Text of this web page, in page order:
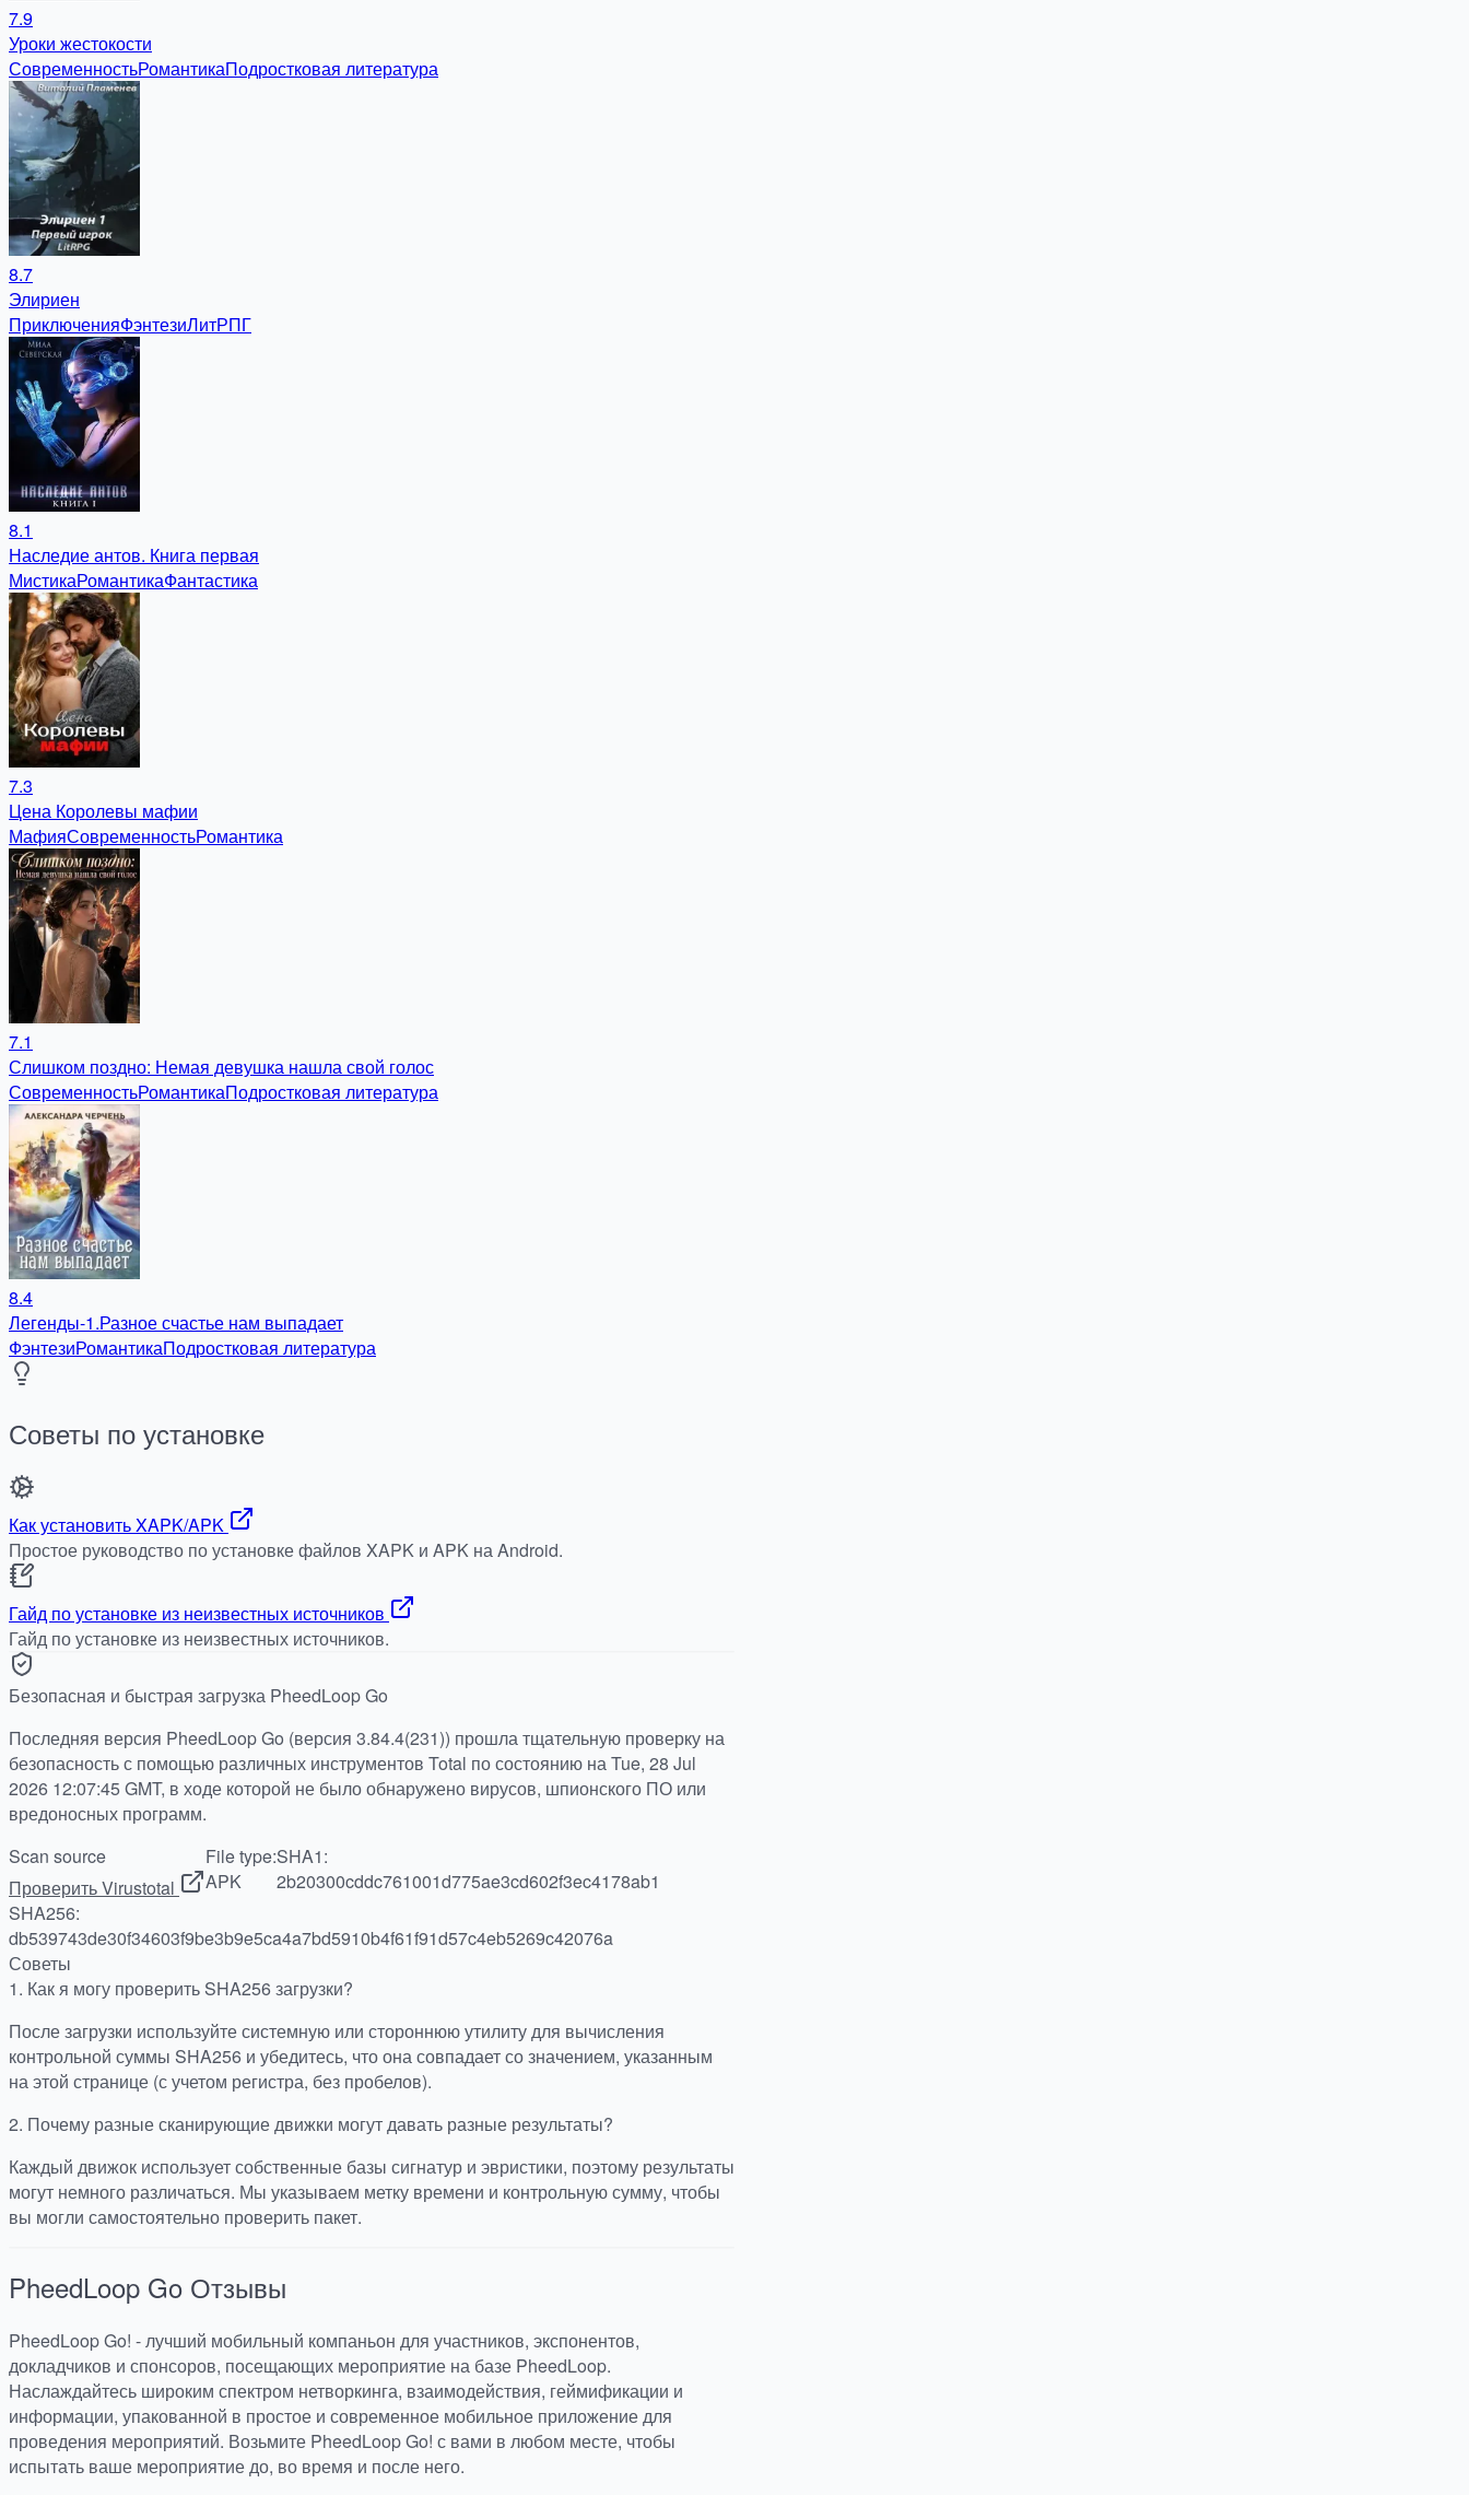
7.9
Уроки жестокости
СовременностьРомантикаПодростковая литература
8.7
Элириен
ПриключенияФэнтезиЛитРПГ
8.1
Наследие антов. Книга первая
МистикаРомантикаФантастика
7.3
Цена Королевы мафии
МафияСовременностьРомантика
7.1
Слишком поздно: Немая девушка нашла свой голос
СовременностьРомантикаПодростковая литература
8.4
Легенды-1.Разное счастье нам выпадает
ФэнтезиРомантикаПодростковая литература
Советы по установке
Как установить XAPK/APK
Простое руководство по установке файлов XAPK и APK на Android.
Гайд по установке из неизвестных источников
Гайд по установке из неизвестных источников.
Безопасная и быстрая загрузка PheedLoop Go
Последняя версия PheedLoop Go (версия 3.84.4(231)) прошла тщательную проверку на
безопасность с помощью различных инструментов Total по состоянию на Tue, 28 Jul
2026 12:07:45 GMT, в ходе которой не было обнаружено вирусов, шпионского ПО или
вредоносных программ.
Scan source
Проверить Virustotal
File type:
APK
SHA1:
2b20300cddc761001d775ae3cd602f3ec4178ab1
SHA256:
db539743de30f34603f9be3b9e5ca4a7bd5910b4f61f91d57c4eb5269c42076a
Советы
1. Как я могу проверить SHA256 загрузки?
После загрузки используйте системную или стороннюю утилиту для вычисления
контрольной суммы SHA256 и убедитесь, что она совпадает со значением, указанным
на этой странице (с учетом регистра, без пробелов).
2. Почему разные сканирующие движки могут давать разные результаты?
Каждый движок использует собственные базы сигнатур и эвристики, поэтому результаты
могут немного различаться. Мы указываем метку времени и контрольную сумму, чтобы
вы могли самостоятельно проверить пакет.
PheedLoop Go Отзывы
PheedLoop Go! - лучший мобильный компаньон для участников, экспонентов,
докладчиков и спонсоров, посещающих мероприятие на базе PheedLoop.
Наслаждайтесь широким спектром нетворкинга, взаимодействия, геймификации и
информации, упакованной в простое и современное мобильное приложение для
проведения мероприятий. Возьмите PheedLoop Go! с вами в любом месте, чтобы
испытать ваше мероприятие до, во время и после него.